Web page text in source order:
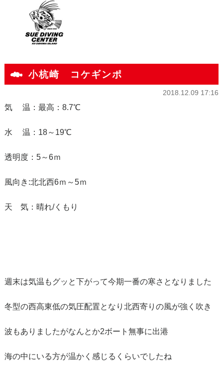
小杭崎 コケギンポ
2018.12.09 17:16
気 温：最高：8.7℃
水 温：18～19℃
透明度：5～6ｍ
風向き:北北西6ｍ～5ｍ
天 気：晴れ/くもり
週末は気温もグッと下がって今期一番の寒さとなりました
冬型の西高東低の気圧配置となり北西寄りの風が強く吹き
波もありましたがなんとか2ボート無事に出港
海の中にいる方が温かく感じるくらいでしたね